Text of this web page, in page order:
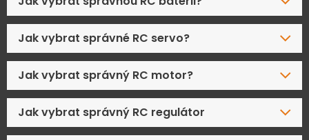
Jak vybrat správné RC servo?
Jak vybrat správný RC motor?
Jak vybrat správný RC regulátor